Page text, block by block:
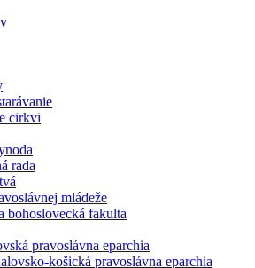
cirkvi
rada
mládeže
bohoslovecká fakulta
pravoslávna eparchia
košická pravoslávna eparchia